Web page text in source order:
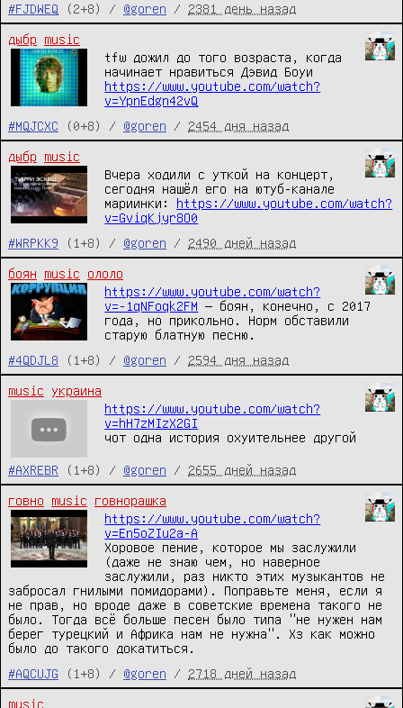
#FJDWEQ
(2+8) / @goren / 2381 день назад
дыбр
music
tfw дожил до того возраста, когда
начинает нравиться Дэвид Боуи
https://www.youtube.com/watch?
v=YpnEdgn42vQ
#MQJCXC
(0+8) / @goren / 2454 дня назад
дыбр
music
Вчера ходили с уткой на концерт,
сегодня нашёл его на ютуб-канале
мариинки: https://www.youtube.com/watch?
v=GviqKjyr8O0
#WRPKK9
(1+8) / @goren / 2490 дней назад
боян music
ололо
https://www.youtube.com/watch?
v=-1qNFoqk2FM — боян, конечно, с 2017
года, но прикольно. Норм обставили
старую блатную песню.
#4QDJL8
(1+8) / @goren / 2594 дня назад
music
украина
https://www.youtube.com/watch?
v=hH7zMIzX2GI
чот одна история охуительнее другой
#AXREBR (1+8) / @goren / 2655 дней назад
говно music
говнорашка
https://www.youtube.com/watch?
v=En5oZIu2a-A
Хоровое пение, которое мы заслужили
(даже не знаю чем, но наверное
заслужили, раз никто этих музыкантов не
забросал гнилыми помидорами). Поправьте меня, если я
не прав, но вроде даже в советские времена такого не
было. Тогда всё больше песен было типа "не нужен нам
берег турецкий и Африка нам не нужна". Хз как можно
было до такого докатиться.
#AQCUJG
(1+8) / @goren / 2718 дней назад
music